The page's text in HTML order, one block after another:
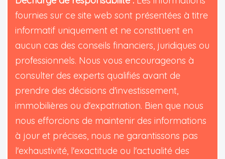
fournies sur ce site web sont présentées à titre
informatif uniquement et ne constituent en
aucun cas des conseils financiers, juridiques ou
professionnels. Nous vous encourageons à
consulter des experts qualifiés avant de
prendre des décisions d'investissement,
immobilières ou d'expatriation. Bien que nous
nous efforcions de maintenir des informations
à jour et précises, nous ne garantissons pas
l'exhaustivité, l'exactitude ou l'actualité des